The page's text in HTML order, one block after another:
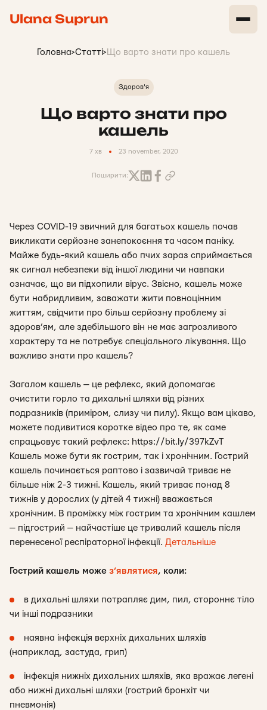
Ulana Suprun
Головна>Статті> Що варто знати про кашель
Здоров'я
Що варто знати про
кашель
7 хв 23 november, 2020
Поширити:
Через COVID-19 звичний для багатьох кашель почав
викликати серйозне занепокоєння та часом паніку.
Майже будь-який кашель або пчих зараз сприймається
як сигнал небезпеки від іншої людини чи навпаки
означає, що ви підхопили вірус. Звісно, кашель може
бути набридливим, заважати жити повноцінним
життям, свідчити про більш серйозну проблему зі
здоров’ям, але здебільшого він не має загрозливого
характеру та не потребує спеціального лікування. Що
важливо знати про кашель?
Загалом кашель — це рефлекс, який допомагає
очистити горло та дихальні шляхи від різних
подразників (приміром, слизу чи пилу). Якщо вам цікаво,
можете подивитися коротке відео про те, як саме
спрацьовує такий рефлекс: https://bit.ly/397kZvT
Кашель може бути як гострим, так і хронічним. Гострий
кашель починається раптово і зазвичай триває не
більше ніж 2-3 тижні. Кашель, який триває понад 8
тижнів у дорослих (у дітей 4 тижні) вважається
хронічним. В проміжку між гострим та хронічним кашлем
— підгострий — найчастіше це тривалий кашель після
перенесеної респіраторної інфекції. Детальніше
Гострий кашель може з’являтися, коли:
в дихальні шляхи потрапляє дим, пил, стороннє тіло
чи інші подразники
наявна інфекція верхніх дихальних шляхів
(наприклад, застуда, грип)
інфекція нижніх дихальних шляхів, яка вражає легені
або нижні дихальні шляхи (гострий бронхіт чи
пневмонія)